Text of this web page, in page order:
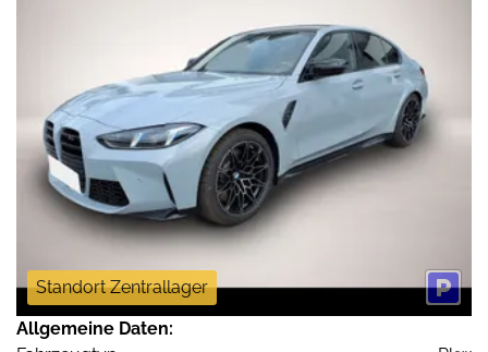
Standort Zentrallager
Allgemeine Daten: